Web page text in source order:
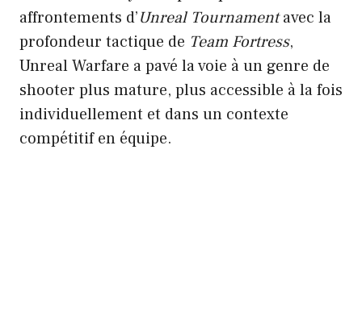
affrontements d’Unreal Tournamentavec la
profondeur tactique de Team Fortress,
Unreal Warfare a pavé la voie à un genre de
shooter plus mature, plus accessible à la fois
individuellement et dans un contexte
compétitif en équipe.